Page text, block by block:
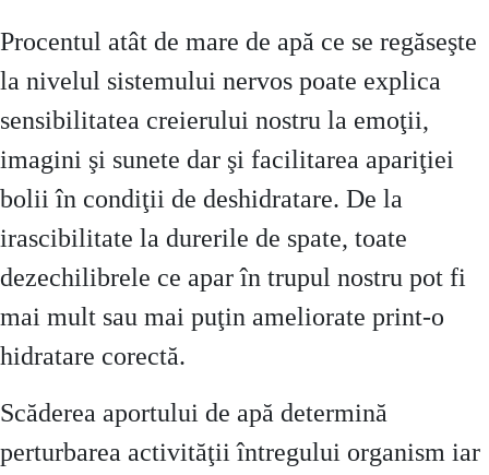
Procentul atât de mare de apă ce se regăseşte
la nivelul sistemului nervos poate explica
sensibilitatea creierului nostru la emoţii,
imagini şi sunete dar şi facilitarea apariţiei
bolii în condiţii de deshidratare. De la
irascibilitate la durerile de spate, toate
dezechilibrele ce apar în trupul nostru pot fi
mai mult sau mai puţin ameliorate print-o
hidratare corectă.
Scăderea aportului de apă determină
perturbarea activităţii întregului organism iar